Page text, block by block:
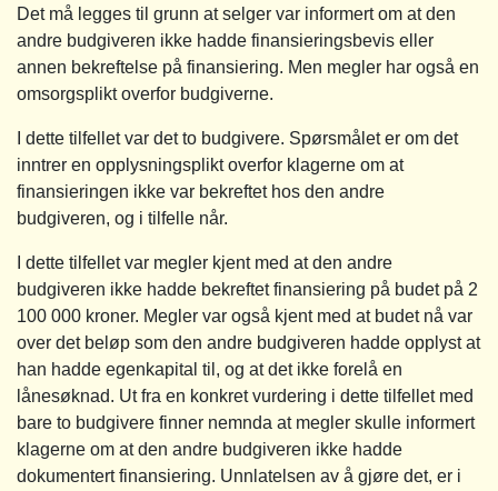
Det må legges til grunn at selger var informert om at den
andre budgiveren ikke hadde finansieringsbevis eller
annen bekreftelse på finansiering. Men megler har også en
omsorgsplikt overfor budgiverne.
I dette tilfellet var det to budgivere. Spørsmålet er om det
inntrer en opplysningsplikt overfor klagerne om at
finansieringen ikke var bekreftet hos den andre
budgiveren, og i tilfelle når.
I dette tilfellet var megler kjent med at den andre
budgiveren ikke hadde bekreftet finansiering på budet på 2
100 000 kroner. Megler var også kjent med at budet nå var
over det beløp som den andre budgiveren hadde opplyst at
han hadde egenkapital til, og at det ikke forelå en
lånesøknad. Ut fra en konkret vurdering i dette tilfellet med
bare to budgivere finner nemnda at megler skulle informert
klagerne om at den andre budgiveren ikke hadde
dokumentert finansiering. Unnlatelsen av å gjøre det, er i